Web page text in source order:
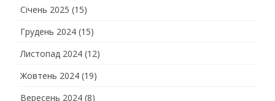
Січень 2025 (15)
Грудень 2024 (15)
Листопад 2024 (12)
Жовтень 2024 (19)
Вересень 2024 (8)